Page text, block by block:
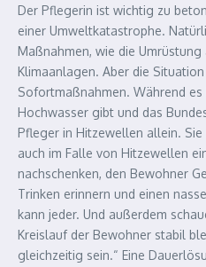
Der Pflegerin ist wichtig zu
einer Umweltkatastrophe.
Maßnahmen, wie die
Klimaanlagen. Aber die
Sofortmaßnahmen. Während
Hochwasser gibt und das
Pfleger in Hitzewellen allein.
auch im Falle von Hitzewellen
nachschenken, den Bewohner
Trinken erinnern und einen
kann jeder. Und außerdem
Kreislauf der Bewohner stabil
gleichzeitig sein.“ Eine